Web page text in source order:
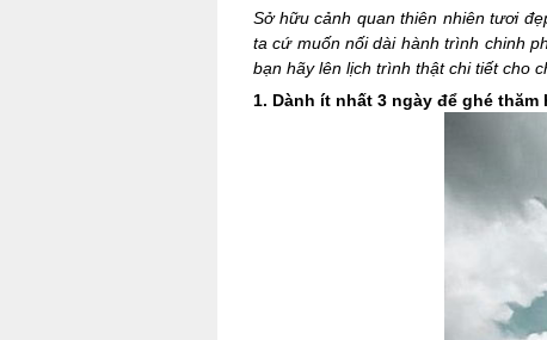
Sở hữu cảnh quan thiên nhiên tươi
ta cứ muốn nối dài hành trình chinh
bạn hãy lên lịch trình thật chi tiết cho
1. Dành ít nhất 3 ngày để ghé thăm